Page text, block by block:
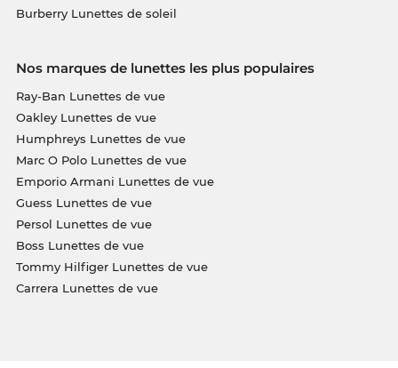
Burberry Lunettes de soleil
Nos marques de lunettes les plus populaires
Ray-Ban Lunettes de vue
Oakley Lunettes de vue
Humphreys Lunettes de vue
Marc O Polo Lunettes de vue
Emporio Armani Lunettes de vue
Guess Lunettes de vue
Persol Lunettes de vue
Boss Lunettes de vue
Tommy Hilfiger Lunettes de vue
Carrera Lunettes de vue